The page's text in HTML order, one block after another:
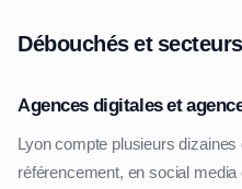
Débouchés et
Agences digitales et
Lyon compte plusieurs
référencement, en social